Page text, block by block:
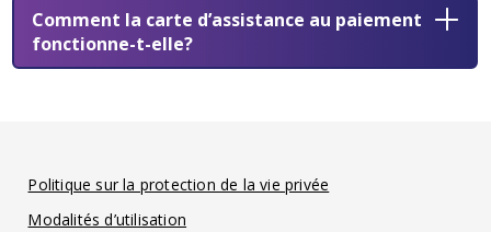
Comment la carte d’assistance au paiement
fonctionne-t-elle?
Politique sur la protection de la vie privée
Modalités d’utilisation